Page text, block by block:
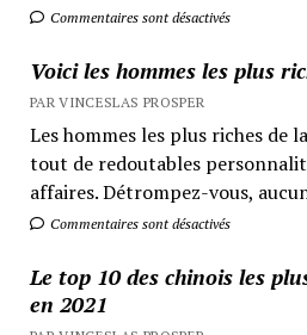
Commentaires sont désactivés
Voici les hommes les plus
PAR VINCESLAS PROSPER
Les hommes les plus riches de
tout de redoutables
affaires. Détrompez-vous,
Commentaires sont désactivés
Le top 10 des chinois les
en 2021